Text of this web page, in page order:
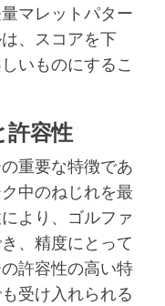
マレットパター
、スコアを下
いものにするこ
許容性
重要な特徴であ
中のねじれを最
より、ゴルファ
、精度にとって
許容性の高い特
受け入れられる